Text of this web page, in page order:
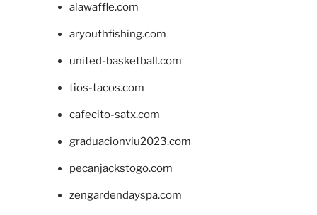
alawaffle.com
aryouthfishing.com
united-basketball.com
tios-tacos.com
cafecito-satx.com
graduacionviu2023.com
pecanjackstogo.com
zengardendayspa.com